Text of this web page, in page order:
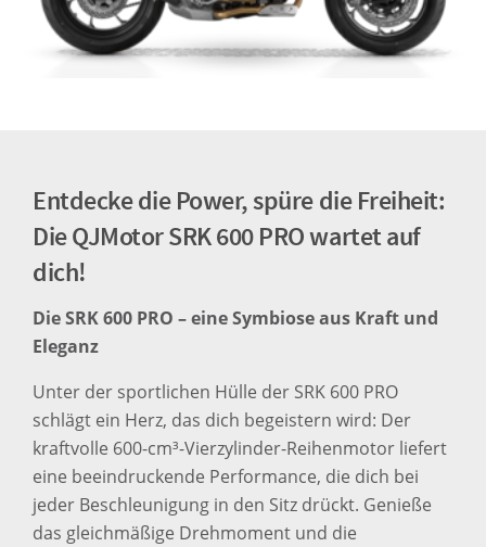
Entdecke die Power, spüre die Freiheit:
Die QJMotor SRK 600 PRO wartet auf
dich!
Die SRK 600 PRO – eine Symbiose aus Kraft und
Eleganz
Unter der sportlichen Hülle der SRK 600 PRO
schlägt ein Herz, das dich begeistern wird: Der
kraftvolle 600-cm³-Vierzylinder-Reihenmotor liefert
eine beeindruckende Performance, die dich bei
jeder Beschleunigung in den Sitz drückt. Genieße
das gleichmäßige Drehmoment und die